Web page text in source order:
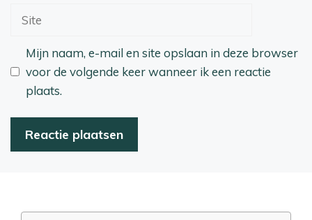
Mijn naam, e-mail en site opslaan in deze browser
voor de volgende keer wanneer ik een reactie
plaats.